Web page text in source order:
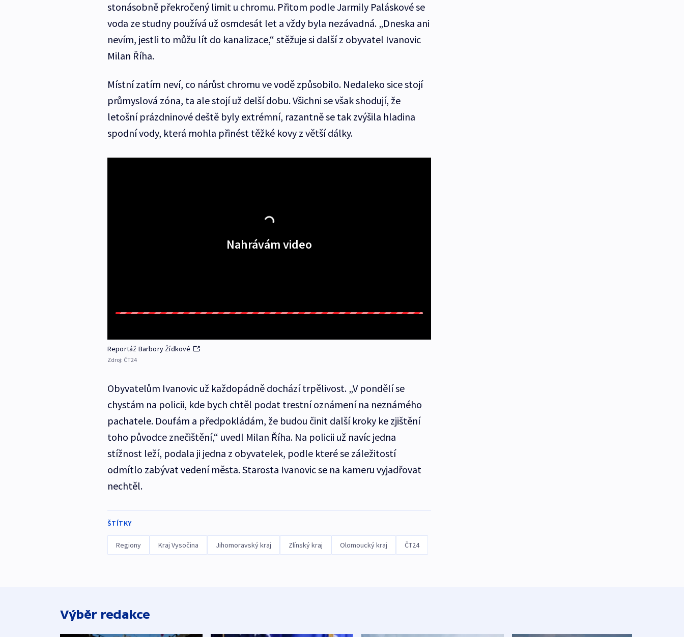
stonásobně překročený limit u chromu. Přitom podle Jarmily Paláskové se
voda ze studny používá už osmdesát let a vždy byla nezávadná. „Dneska ani
nevím, jestli to můžu lít do kanalizace,“ stěžuje si další z obyvatel Ivanovic
Milan Říha.
Místní zatím neví, co nárůst chromu ve vodě způsobilo. Nedaleko sice stojí
průmyslová zóna, ta ale stojí už delší dobu. Všichni se však shodují, že
letošní prázdninové deště byly extrémní, razantně se tak zvýšila hladina
spodní vody, která mohla přinést těžké kovy z větší dálky.
Nahrávám video
Reportáž Barbory Žídkové
Zdroj: ČT24
Obyvatelům Ivanovic už každopádně dochází trpělivost. „V pondělí se
chystám na policii, kde bych chtěl podat trestní oznámení na neznámého
pachatele. Doufám a předpokládám, že budou činit další kroky ke zjištění
toho původce znečištění,“ uvedl Milan Říha. Na policii už navíc jedna
stížnost leží, podala ji jedna z obyvatelek, podle které se záležitostí
odmítlo zabývat vedení města. Starosta Ivanovic se na kameru vyjadřovat
nechtěl.
ŠTÍTKY
Regiony Kraj Vysočina Jihomoravský kraj Zlínský kraj Olomoucký kraj ČT24
Výběr redakce